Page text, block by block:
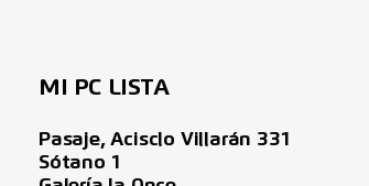
MI PC LISTA
Pasaje, Acisclo Villarán 331
Sótano 1